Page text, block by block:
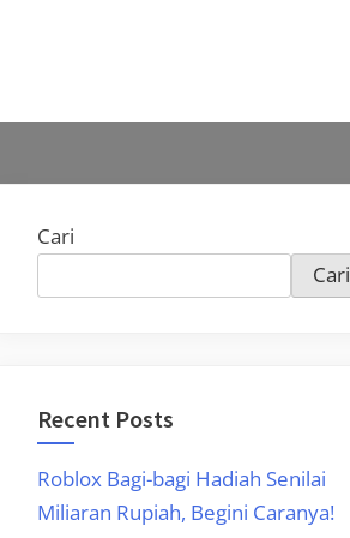
Cari
Cari
Recent Posts
Roblox Bagi-bagi Hadiah Senilai
Miliaran Rupiah, Begini Caranya!